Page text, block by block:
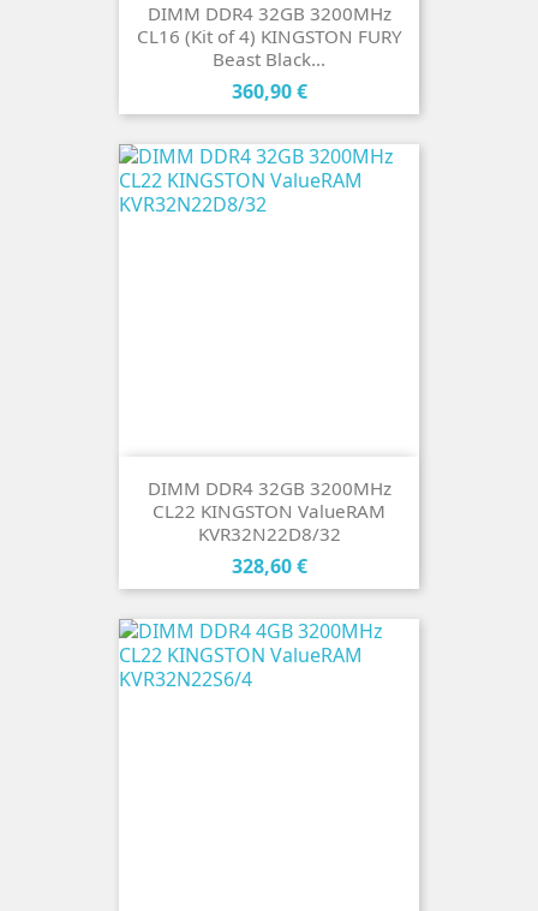
DIMM DDR4 32GB 3200MHz
CL16 (Kit of 4) KINGSTON FURY
Beast Black...
Cena
360,90 €
DIMM DDR4 32GB 3200MHz
CL22 KINGSTON ValueRAM
KVR32N22D8/32
Cena
328,60 €